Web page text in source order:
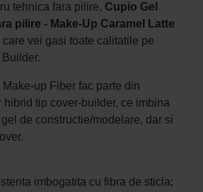
tehnica fara pilire, Cupio Gel
pilire - Make-Up Caramel Latte
vei gasi toate calitatile pe
up Fiber fac parte din
hibrid tip cover-builder, ce imbina
de constructie/modelare, dar si
imbogatita cu fibra de sticla;